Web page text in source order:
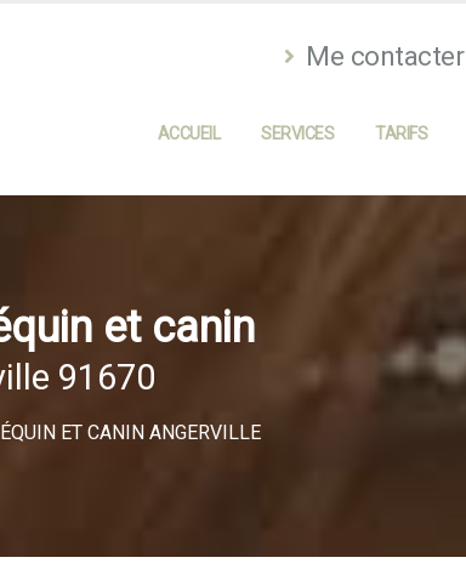
Me contacter
ACCUEIL SERVICES TARIFS
et canin
91670
ET CANIN ANGERVILLE